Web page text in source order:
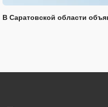
В Саратовской области